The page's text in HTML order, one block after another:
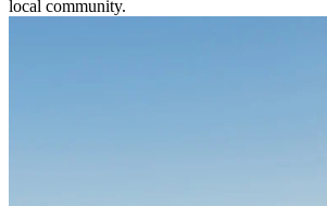
local community.